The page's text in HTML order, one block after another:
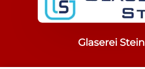
Glaserei Stein